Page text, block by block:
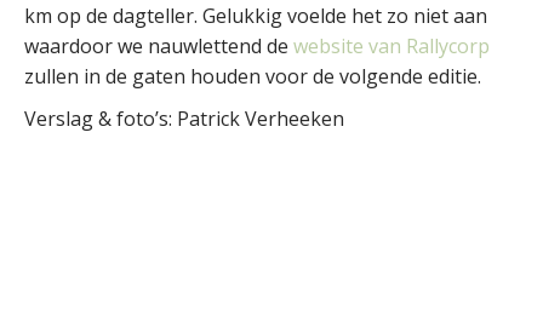
km op de dagteller. Gelukkig voelde het zo niet aan
waardoor we nauwlettend de website van Rallycorp
zullen in de gaten houden voor de volgende editie.
Verslag & foto’s: Patrick Verheeken